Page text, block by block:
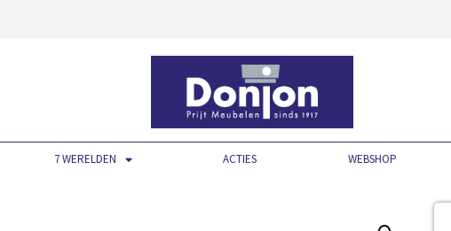
7 WERELDEN ACTIES WEBSHOP